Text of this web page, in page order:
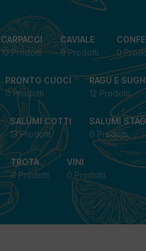
CARPACCI
10 Prodotti
CAVIALE
0 Prodotti
0
PRONTO CUOCI
0 Prodotti
RAGU E
12 Prodotti
SALUMI COTTI
13 Prodotti
SALUMI
0 Prodotti
TROTA
0 Prodotti
VINI
0 Prodotti